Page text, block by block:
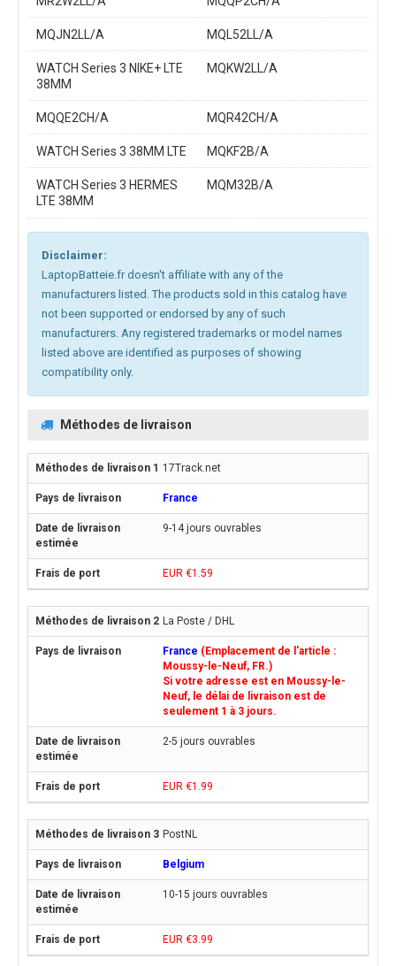
MQJN2LL/A MQL52LL/A
WATCH Series 3 NIKE+ LTE
38MM
MQKW2LL/A
MQQE2CH/A MQR42CH/A
WATCH Series 3 38MM LTE MQKF2B/A
WATCH Series 3 HERMES
LTE 38MM
MQM32B/A
Disclaimer:
LaptopBatteie.fr doesn't affiliate with any of the
manufacturers listed. The products sold in this catalog have
not been supported or endorsed by any of such
manufacturers. Any registered trademarks or model names
listed above are identified as purposes of showing
compatibility only.
Méthodes de livraison
17Track.net
France
9-14 jours ouvrables
EUR €1.59
La Poste / DHL
France (Emplacement de l'article :
Moussy-le-Neuf, FR.)
Si votre adresse est en Moussy-le-
Neuf, le délai de livraison est de
seulement 1 à 3 jours.
2-5 jours ouvrables
EUR €1.99
PostNL
Belgium
10-15 jours ouvrables
EUR €3.99